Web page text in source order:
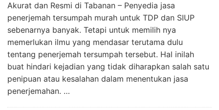
Akurat dan Resmi di Tabanan – Penyedia jasa
penerjemah tersumpah murah untuk TDP dan SIUP
sebenarnya banyak. Tetapi untuk memilih nya
memerlukan ilmu yang mendasar terutama dulu
tentang penerjemah tersumpah tersebut. Hal inilah
buat hindari kejadian yang tidak diharapkan salah satu
penipuan atau kesalahan dalam menentukan jasa
penerjemahan. …